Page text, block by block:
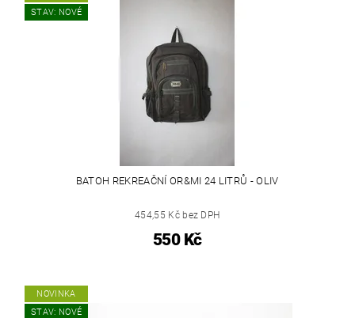
STAV: NOVÉ
BATOH REKREAČNÍ OR&MI 24 LITRŮ - OLIV
454,55 Kč bez DPH
550 Kč
NOVINKA
STAV: NOVÉ